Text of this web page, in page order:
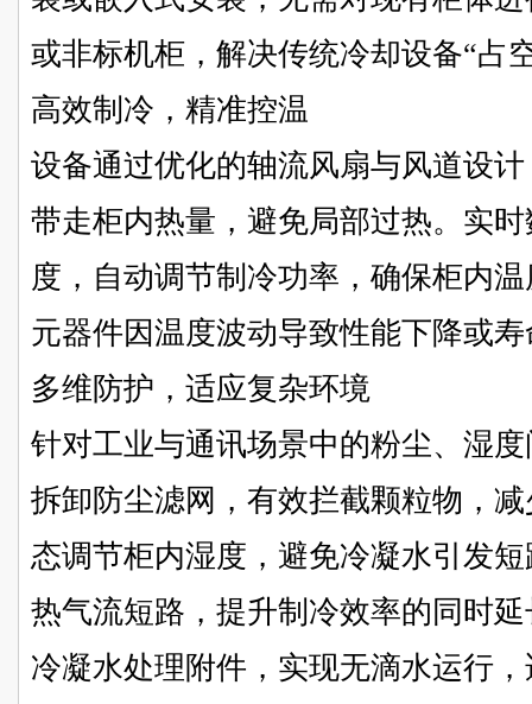
或非标机柜，解决传统冷却设备“占
高效制冷，精准控温
设备通过优化的轴流风扇与风道设
带走柜内热量，避免局部过热。实
度，自动调节制冷功率，确保柜内
元器件因温度波动导致性能下降或
多维防护，适应复杂环境
针对工业与通讯场景中的粉尘、湿
拆卸防尘滤网，有效拦截颗粒物，
态调节柜内湿度，避免冷凝水引发
热气流短路，提升制冷效率的同时
冷凝水处理附件，实现无滴水运行